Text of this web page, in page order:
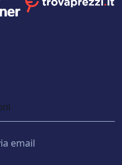
email